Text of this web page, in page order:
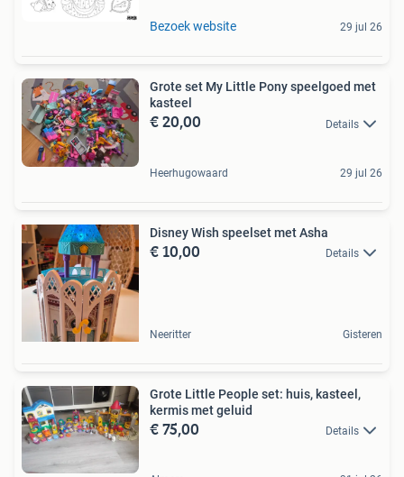
Bezoek website 29 jul 26
Grote set My Little Pony speelgoed met
kasteel
€ 20,00 Details
Heerhugowaard 29 jul 26
Disney Wish speelset met Asha
€ 10,00 Details
Neeritter Gisteren
Grote Little People set: huis, kasteel,
kermis met geluid
€ 75,00 Details